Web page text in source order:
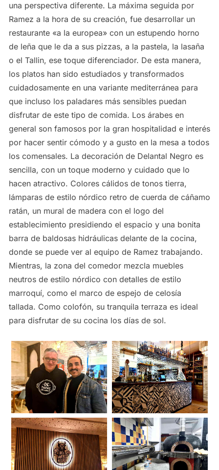
una perspectiva diferente. La máxima seguida por
Ramez a la hora de su creación, fue desarrollar un
restaurante «a la europea» con un estupendo horno
de leña que le da a sus pizzas, a la pastela, la lasaña
o el Tallin, ese toque diferenciador. De esta manera,
los platos han sido estudiados y transformados
cuidadosamente en una variante mediterránea para
que incluso los paladares más sensibles puedan
disfrutar de este tipo de comida. Los árabes en
general son famosos por la gran hospitalidad e interés
por hacer sentir cómodo y a gusto en la mesa a todos
los comensales. La decoración de Delantal Negro es
sencilla, con un toque moderno y cuidado que lo
hacen atractivo. Colores cálidos de tonos tierra,
lámparas de estilo nórdico retro de cuerda de cáñamo
ratán, un mural de madera con el logo del
establecimiento presidiendo el espacio y una bonita
barra de baldosas hidráulicas delante de la cocina,
donde se puede ver al equipo de Ramez trabajando.
Mientras, la zona del comedor mezcla muebles
neutros de estilo nórdico con detalles de estilo
marroquí, como el marco de espejo de celosía
tallada. Como colofón, su tranquila terraza es ideal
para disfrutar de su cocina los días de sol.